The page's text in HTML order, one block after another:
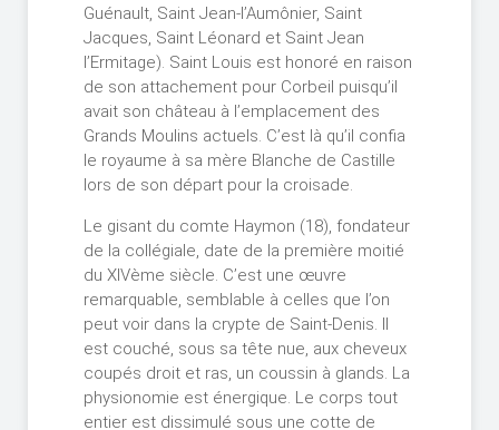
Guénault, Saint Jean-l’Aumônier, Saint
Jacques, Saint Léonard et Saint Jean
l’Ermitage). Saint Louis est honoré en raison
de son attachement pour Corbeil puisqu’il
avait son château à l’emplacement des
Grands Moulins actuels. C’est là qu’il confia
le royaume à sa mère Blanche de Castille
lors de son départ pour la croisade.
Le gisant du comte Haymon (18), fondateur
de la collégiale, date de la première moitié
du XIVème siècle. C’est une œuvre
remarquable, semblable à celles que l’on
peut voir dans la crypte de Saint-Denis. Il
est couché, sous sa tête nue, aux cheveux
coupés droit et ras, un coussin à glands. La
physionomie est énergique. Le corps tout
entier est dissimulé sous une cotte de